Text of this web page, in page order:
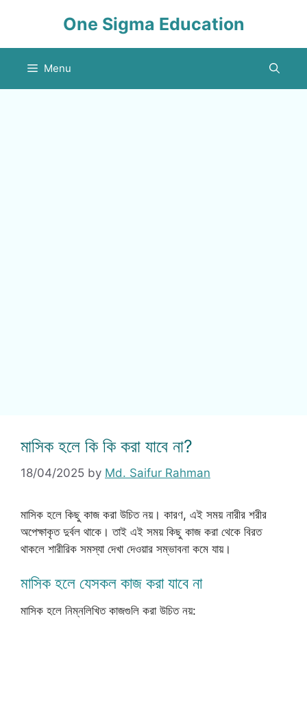
One Sigma Education
Menu
মাসিক হলে কি কি করা যাবে না?
18/04/2025 by Md. Saifur Rahman
মাসিক হলে কিছু কাজ করা উচিত নয়। কারণ, এই সময় নারীর শরীর
অপেক্ষাকৃত দুর্বল থাকে। তাই এই সময় কিছু কাজ করা থেকে বিরত
থাকলে শারীরিক সমস্যা দেখা দেওয়ার সম্ভাবনা কমে যায়।
মাসিক হলে যেসকল কাজ করা যাবে না
মাসিক হলে নিম্নলিখিত কাজগুলি করা উচিত নয়: